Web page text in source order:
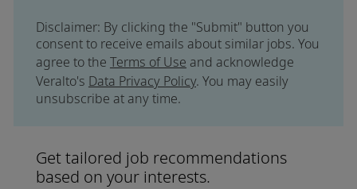
Disclaimer: By clicking the "Submit" button you
consent to receive emails about similar jobs. You
agree to the Terms of Use and acknowledge
Veralto's Data Privacy Policy. You may easily
unsubscribe at any time.
Get tailored job recommendations
based on your interests.